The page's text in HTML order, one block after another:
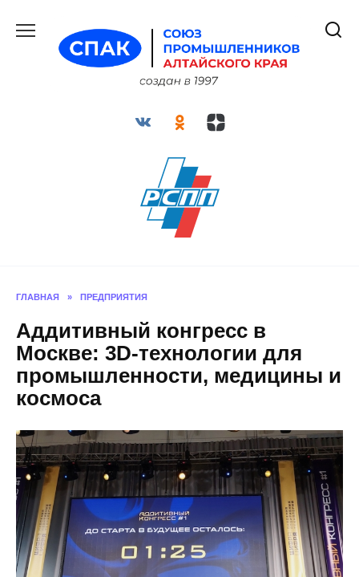
содержанию
ГЛАВНАЯ » ПРЕДПРИЯТИЯ
Аддитивный конгресс в
Москве: 3D-технологии для
промышленности, медицины и
космоса